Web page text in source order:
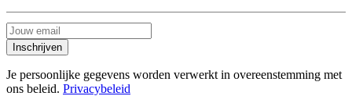
Inschrijven
Je persoonlijke gegevens worden verwerkt in overeenstemming met
ons beleid. Privacybeleid